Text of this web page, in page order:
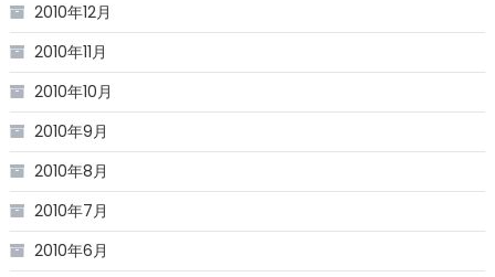
2010年12月
2010年11月
2010年10月
2010年9月
2010年8月
2010年7月
2010年6月